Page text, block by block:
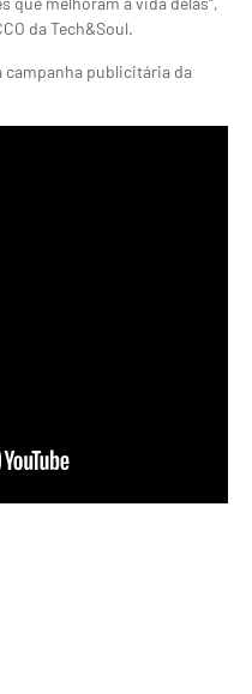
da Tech&Soul.
campanha publicitária da